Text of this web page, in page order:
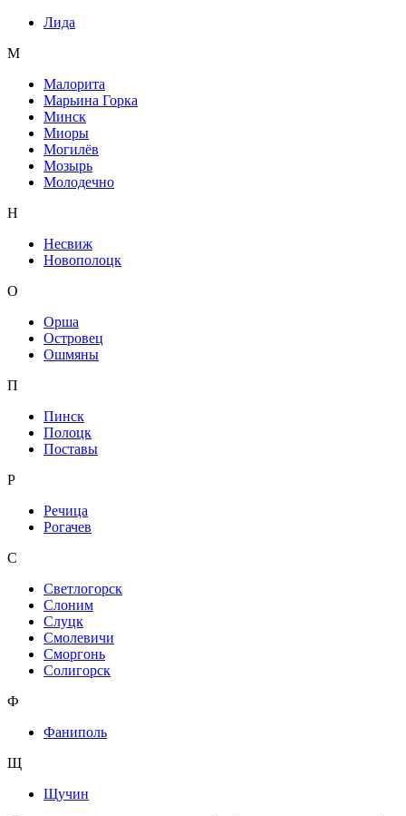
Лида
М
Малорита
Марьина Горка
Минск
Миоры
Могилёв
Мозырь
Молодечно
Н
Несвиж
Новополоцк
О
Орша
Островец
Ошмяны
П
Пинск
Полоцк
Поставы
Р
Речица
Рогачев
С
Светлогорск
Слоним
Слуцк
Смолевичи
Сморгонь
Солигорск
Ф
Фаниполь
Щ
Щучин